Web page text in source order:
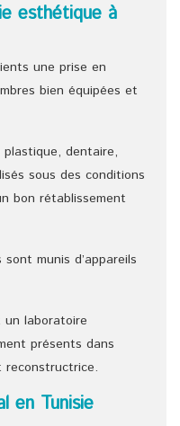
esthétique à
une prise en
bien équipées et
plastique, dentaire,
sous des conditions
bon rétablissement
munis d’appareils
un laboratoire
présents dans
reconstructrice.
en Tunisie